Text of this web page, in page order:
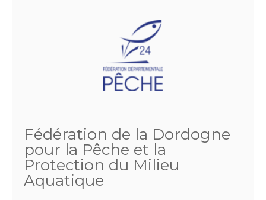
Fédération de la Dordogne
pour la Pêche et la
Protection du Milieu
Aquatique